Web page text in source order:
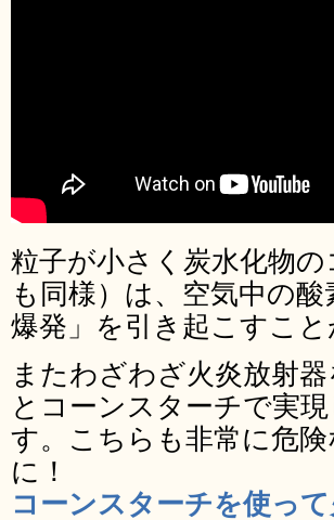
粒子が小さく炭水化物
も同様）は、空気中の
爆発」を引き起こすこ
またわざわざ火炎放射
とコーンスターチで実
す。こちらも非常に危
に！
コーンスターチを使っ